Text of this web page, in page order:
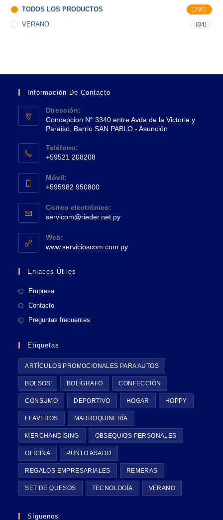
TODOS LOS PRODUCTOS (795)
VERANO (34)
Información De Contacto
Dirección:
Concepcion N° 3340 entre Avda de la Victoria y
Paraiso, Barrio SAN PABLO - Asunción
abre
una
nueva
Teléfono:
+59521 208208
abre
en
tu
aplicación
Móvil:
+595982 950800
abre
en
tu
aplicación
Correo electrónico:
servicom@rieder.net.pySe
aplicación
Web:
www.servicioscom.com.pySe
Enlaces Útiles
Empresa
Contacto
Preguntas frecuentes
Etiquetas
ARTÍCULOS PROMOCIONALES PARA AUTOS
BOLSOS BOLÍGRAFO CONFECCIÓN
CONSUMO DEPORTIVO HOGAR HOPPY
LLAVEROS MARROQUINERÍA
MERCHANDISING OBSEQUIOS PERSONALES
OFICINA PUNTO ASADO
REGALOS EMPRESARIALES REMERAS
SET DE QUESOS TECNOLOGÍA VERANO
Síguenos